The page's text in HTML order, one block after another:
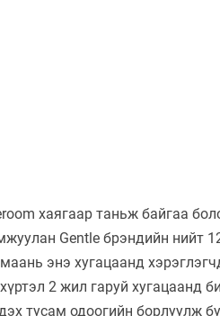
хаягаар таньж байгаа
Gentle брэндийн нийт
энэ хугацаанд
2 жил гаруй хугацаанд
тусам одоогийн борлуулж